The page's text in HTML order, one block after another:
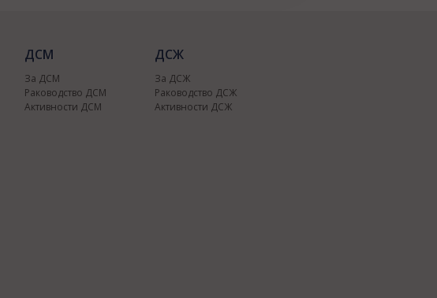
ДСМ
За ДСМ
Раководство ДСМ
Активности ДСМ
ДСЖ
За ДСЖ
Раководство ДСЖ
Активности ДСЖ